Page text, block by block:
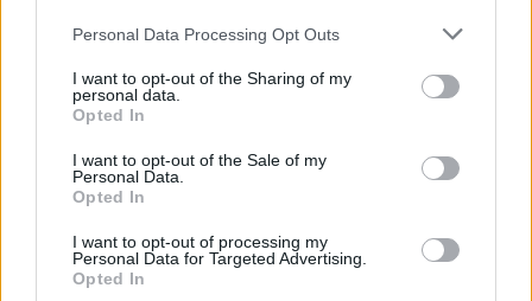
Personal Data Processing Opt Outs
I want to opt-out of the Sharing of my
personal data.
Opted In
I want to opt-out of the Sale of my
Personal Data.
Opted In
I want to opt-out of processing my
Personal Data for Targeted Advertising.
Opted In
Gaza: 300 dzieci zabitych w ciągu 300 dni
06 sierpnia 2026 | 20:44
Medziugorie: zakończył się 37. Mladifest
06 sierpnia 2026 | 20:19
Biskupi Meksyku: stulecie Cristiady to czas łaski
Kard. Parolin w Meksyku: modlitwa, obecność i świadectwo
drogą do pokoju